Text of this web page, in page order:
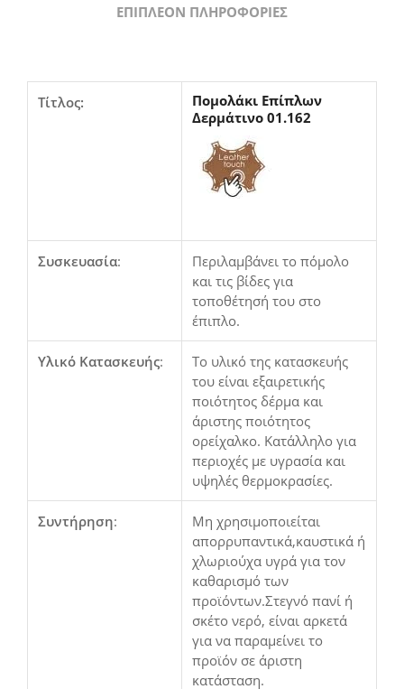
ΕΠΙΠΛΈΟΝ ΠΛΗΡΟΦΟΡΊΕΣ
Τίτλος:
Πομολάκι Επίπλων
Δερμάτινο 01.162
Συσκευασία:
Περιλαμβάνει το πόμολο
και τις βίδες για
τοποθέτησή του στο
έπιπλο.
Υλικό Κατασκευής:
Το υλικό της κατασκευής
του είναι εξαιρετικής
ποιότητος δέρμα και
άριστης ποιότητος
ορείχαλκο. Κατάλληλο για
περιοχές με υγρασία και
υψηλές θερμοκρασίες.
Συντήρηση:
Μη χρησιμοποιείται
απορρυπαντικά,καυστικά ή
χλωριούχα υγρά για τον
καθαρισμό των
προϊόντων.Στεγνό πανί ή
σκέτο νερό, είναι αρκετά
για να παραμείνει το
προϊόν σε άριστη
κατάσταση.